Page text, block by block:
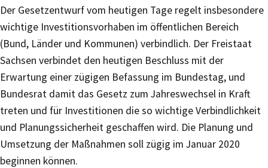
Der Gesetzentwurf vom heutigen Tage regelt insbesondere
wichtige Investitionsvorhaben im öffentlichen Bereich
(Bund, Länder und Kommunen) verbindlich. Der Freistaat
Sachsen verbindet den heutigen Beschluss mit der
Erwartung einer zügigen Befassung im Bundestag, und
Bundesrat damit das Gesetz zum Jahreswechsel in Kraft
treten und für Investitionen die so wichtige Verbindlichkeit
und Planungssicherheit geschaffen wird. Die Planung und
Umsetzung der Maßnahmen soll zügig im Januar 2020
beginnen können.